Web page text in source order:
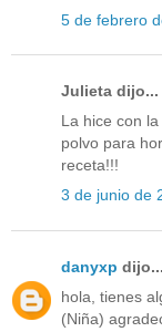
5 de febrero
Julieta dijo...
La hice con
polvo para
receta!!!
3 de junio de
danyxp dijo...
hola, tienes
(Niña)